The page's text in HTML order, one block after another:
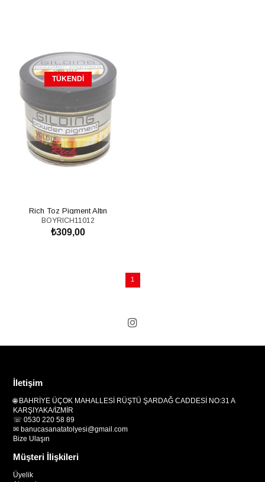
TÜKENDI
Rich Toz Pigment Altın
BOYRICH11012
₺309,00
1
İletişim
🌐 BAHRİYE ÜÇOK MAHALLESİ RÜŞTÜ ŞARDAĞ CADDESİ NO:31 A
KARŞIYAKA/İZMİR
☏ 0530 220 58 89
✉ banucasanatatolyesi@gmail.com
Bize Ulaşın
Müşteri İlişkileri
Üyelik